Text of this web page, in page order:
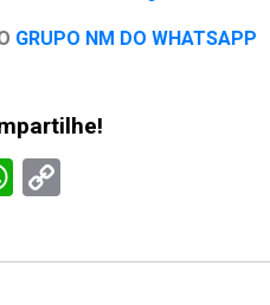
GRUPO NM DO WHATSAPP
WhatsApp